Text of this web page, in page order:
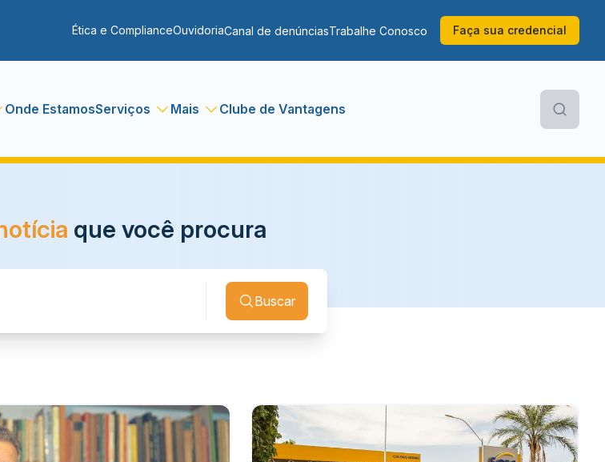
Ética e ComplianceOuvidoriaCanal de denúnciasTrabalhe Conosco Faça sua credencial
Onde EstamosServiços Mais Clube de Vantagens
que você procura
Buscar